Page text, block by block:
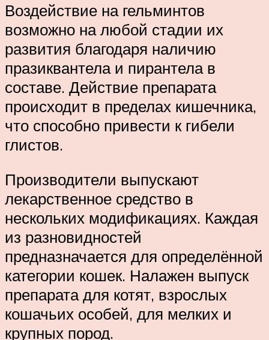
Воздействие на гельминтов
возможно на любой стадии их
развития благодаря наличию
празиквантела и пирантела в
составе. Действие препарата
происходит в пределах кишечника,
что способно привести к гибели
глистов.
Производители выпускают
лекарственное средство в
нескольких модификациях. Каждая
из разновидностей
предназначается для определённой
категории кошек. Налажен выпуск
препарата для котят, взрослых
кошачьих особей, для мелких и
крупных пород.